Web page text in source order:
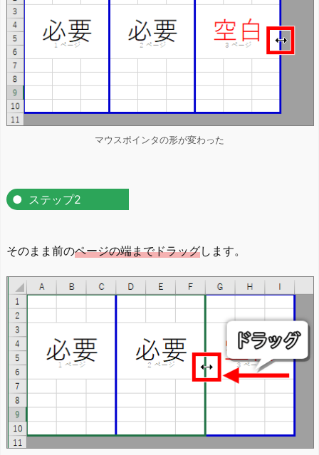
マウスポインタの形が変わった
ステップ2
そのまま前のページの端までドラッグします。